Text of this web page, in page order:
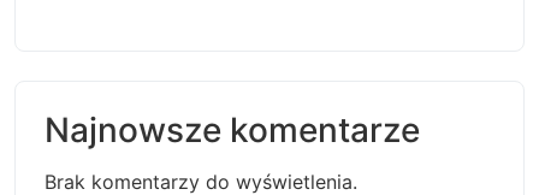
Najnowsze komentarze
Brak komentarzy do wyświetlenia.